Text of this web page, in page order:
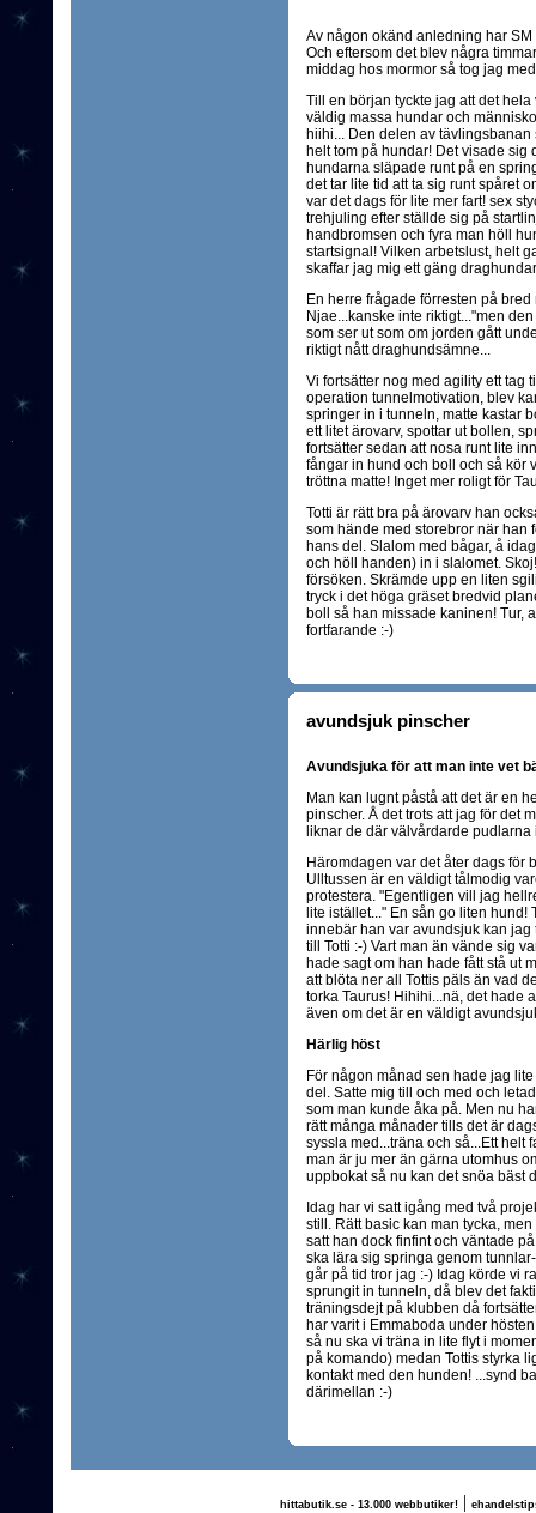
Av någon okänd anledning har
Och eftersom det blev några
middag hos mormor så tog jag
Till en början tyckte jag att det
väldig massa hundar och
hiihi... Den delen av
helt tom på hundar! Det visade sig
hundarna släpade runt på en
det tar lite tid att ta sig runt spåret
var det dags för lite mer fart! sex
trehjuling efter ställde sig på
handbromsen och fyra man höll
startsignal! Vilken arbetslust, helt
skaffar jag mig ett gäng
En herre frågade förresten på
Njae...kanske inte riktigt..."men
som ser ut som om jorden gått
riktigt nått draghundsämne...
Vi fortsätter nog med agility ett tag
operation tunnelmotivation, blev
springer in i tunneln, matte kastar
ett litet ärovarv, spottar ut bollen,
fortsätter sedan att nosa runt lite
fångar in hund och boll och så kör
tröttna matte! Inget mer roligt för
Totti är rätt bra på ärovarv han
som hände med storebror när han
hans del. Slalom med bågar, å
och höll handen) in i slalomet.
försöken. Skrämde upp en liten
tryck i det höga gräset bredvid
boll så han missade kaninen! Tur,
fortfarande :-)
avundsjuk pinscher
Avundsjuka för att man inte vet
Man kan lugnt påstå att det är en
pinscher. Å det trots att jag för det
liknar de där välvårdarde
Häromdagen var det åter dags för
Ulltussen är en väldigt tålmodig
protestera. "Egentligen vill jag
lite istället..." En sån go liten
innebär han var avundsjuk kan jag
till Totti :-) Vart man än vände sig
hade sagt om han hade fått stå ut
att blöta ner all Tottis päls än vad
torka Taurus! Hihihi...nä, det hade
även om det är en väldigt
Härlig höst
För någon månad sen hade jag
del. Satte mig till och med och
som man kunde åka på. Men nu
rätt många månader tills det är
syssla med...träna och så...Ett helt
man är ju mer än gärna utomhus
uppbokat så nu kan det snöa bäst
Idag har vi satt igång med två
still. Rätt basic kan man tycka,
satt han dock finfint och väntade
ska lära sig springa genom
går på tid tror jag :-) Idag körde vi
sprungit in tunneln, då blev det
träningsdejt på klubben då
har varit i Emmaboda under
så nu ska vi träna in lite flyt i
på komando) medan Tottis styrka
kontakt med den hunden! ...synd
därimellan :-)
hittabutik.se - 13.000 webbutiker!|